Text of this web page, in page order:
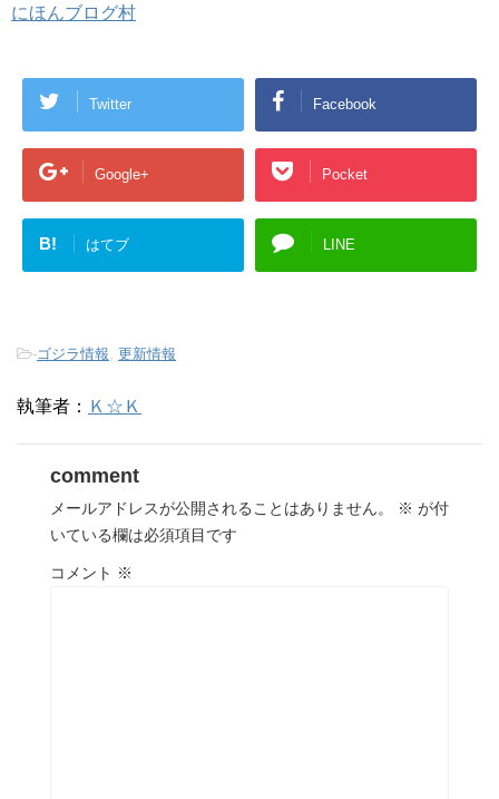
にほんブログ村
Twitter Facebook
Google+ Pocket
B! はてブ LINE
-ゴジラ情報 更新情報
執筆者： Ｋ☆Ｋ
comment
メールアドレスが公開されることはありません。 ※ が付
いている欄は必須項目です
コメント ※